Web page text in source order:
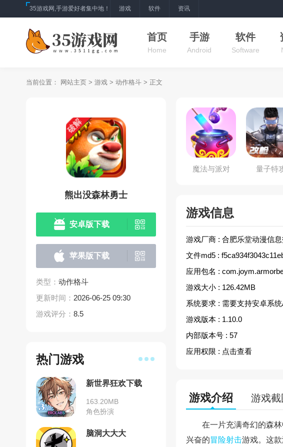
35游戏网,手游爱好者集中地！ 游戏 软件 资讯
首页
Home
手游
Android
软件
Software
当前位置： 网站主页 > 游戏 > 动作格斗 > 正文
熊出没森林勇士
安卓版下载
苹果版下载
类型： 动作格斗
更新时间： 2026-06-25 09:30
游戏评分： 8.5
热门游戏
新世界狂欢下载
163.20MB
角色扮演
脑洞大大大
魔法与派对 量子特
游戏信息
游戏厂商 : 合肥乐堂动漫信
文件md5 :
应用包名 :
游戏大小 : 126.42MB
系统要求 : 需要支持安卓系
游戏版本 : 1.10.0
内部版本号 : 57
应用权限 : 点击查看
游戏介绍 游戏截
在一片充满奇幻的森
兴奋的冒险射击游戏。这